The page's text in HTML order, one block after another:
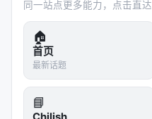
同一站点更多能力，点击直达
🏠
首页
最新话题
📘